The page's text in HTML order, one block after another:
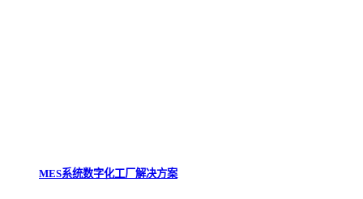
MES系统数字化工厂解决方案